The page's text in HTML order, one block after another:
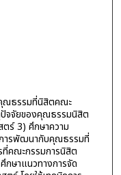
ณธรรมที่นิสิตคณะ
จจัยของคุณธรรมนิสิต
ตร์ 3) ศึกษาความ
ารพัฒนากับคุณธรรมที่
ที่คณะกรรมการนิสิต
ษาแนวทางการจัด